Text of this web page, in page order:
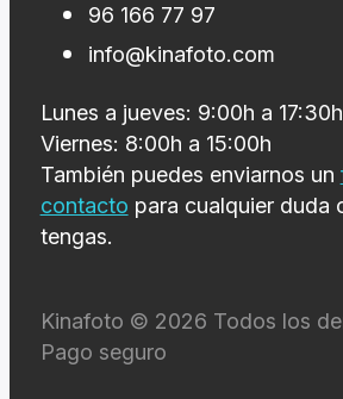
96 166 77 97
info@kinafoto.com
Lunes a jueves: 9:00h a 17:30h
Viernes: 8:00h a 15:00h
También puedes enviarnos un
contacto para cualquier duda
tengas.
Kinafoto © 2026 Todos los
Pago seguro